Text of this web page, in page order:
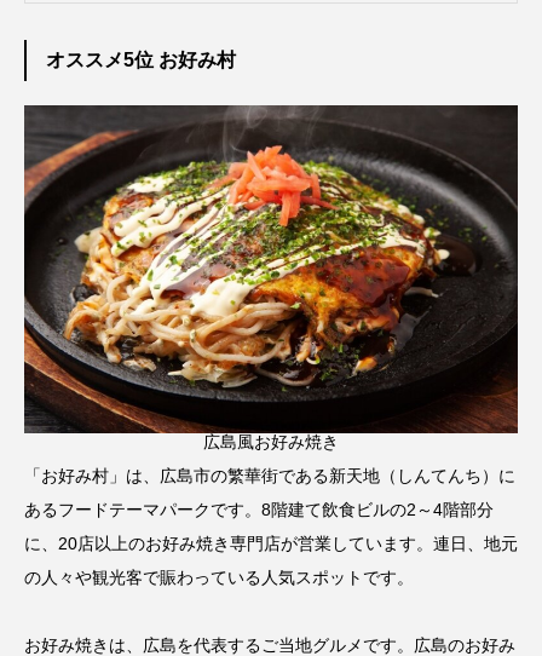
オススメ5位 お好み村
広島風お好み焼き
「お好み村」は、広島市の繁華街である新天地（しんてんち）に
あるフードテーマパークです。8階建て飲食ビルの2～4階部分
に、20店以上のお好み焼き専門店が営業しています。連日、地元
の人々や観光客で賑わっている人気スポットです。
お好み焼きは、広島を代表するご当地グルメです。広島のお好み